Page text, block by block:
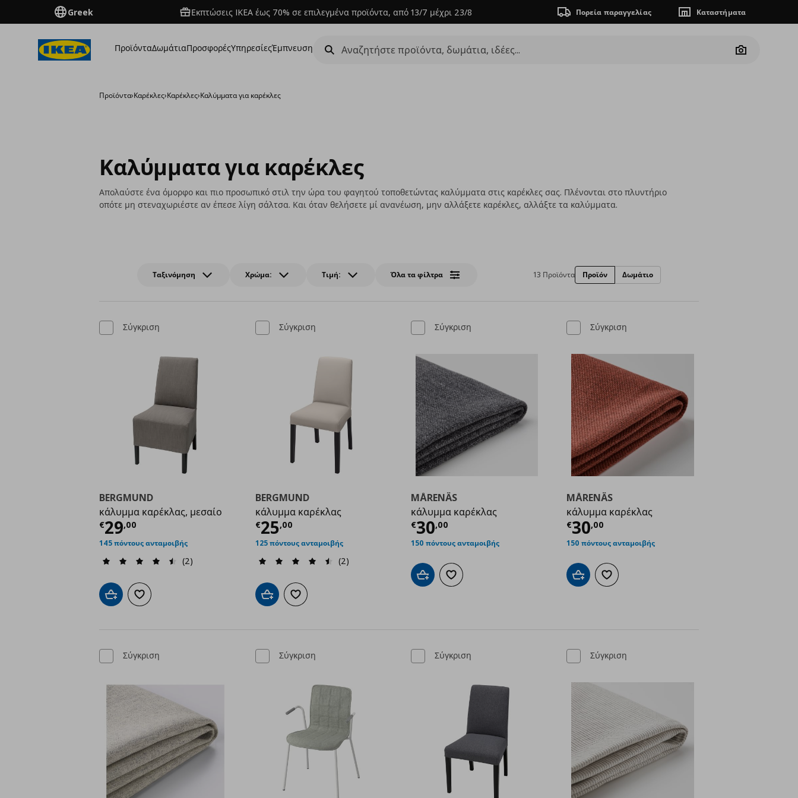
Greek Εκπτώσεις IKEA έως 70% σε επιλεγμένα προϊόντα, από 13/7 μέχρι 23/8 Πορεία παραγγελίας Καταστήματα
ΠροϊόνταΔωμάτιαΠροσφορέςΥπηρεσίεςΈμπνευση
Camera
Προϊόντα›Καρέκλες›Καρέκλες›Καλύμματα για καρέκλες
Καλύμματα για καρέκλες
Απολαύστε ένα όμορφο και πιο προσωπικό στιλ την ώρα του φαγητού τοποθετώντας καλύμματα στις καρέκλες σας. Πλένονται στο πλυντήριο
οπότε μη στεναχωριέστε αν έπεσε λίγη σάλτσα. Και όταν θελήσετε μί ανανέωση, μην αλλάξετε καρέκλες, αλλάξτε τα καλύμματα.
Ταξινόμηση Χρώμα: Τιμή: Όλα τα φίλτρα 13 Προϊόντα Προϊόν Δωμάτιο
Σύγκριση
BERGMUND
κάλυμμα καρέκλας, μεσαίο
€29,00
Τρέχουσα τιμή € 29,00
145 πόντους ανταμοιβής
(2)
Προσθήκη στο καλάθι
Προσθήκη στα αγαπημένα
Σύγκριση
BERGMUND
κάλυμμα καρέκλας
€25,00
Τρέχουσα τιμή € 25,00
125 πόντους ανταμοιβής
(2)
Προσθήκη στο καλάθι
Προσθήκη στα αγαπημένα
Σύγκριση
MÅRENÄS
κάλυμμα καρέκλας
€30,00
Τρέχουσα τιμή € 30,00
150 πόντους ανταμοιβής
Προσθήκη στο καλάθι
Προσθήκη στα αγαπημένα
Σύγκριση
MÅRENÄS
κάλυμμα καρέκλας
€30,00
Τρέχουσα τιμή
150 πόντους ανταμοιβής
Προσθήκη στο καλάθι
Προσθήκη στα αγαπημένα
Σύγκριση Σύγκριση Σύγκριση Σύγκριση